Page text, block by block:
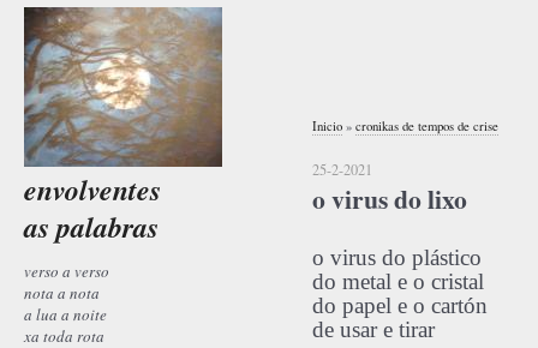
envolventes
as palabras
verso a verso
nota a nota
a lua a noite
xa toda rota
Inicio » cronikas de tempos de crise
25-2-2021
o virus do lixo
o virus do plástico
do metal e o cristal
do papel e o cartón
de usar e tirar